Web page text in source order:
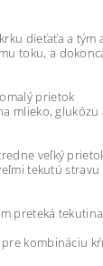
dieťaťa a tým
toku, a
prietok
mlieko, glukózu
veľký
tekutú stravu
preteká
kombináciu